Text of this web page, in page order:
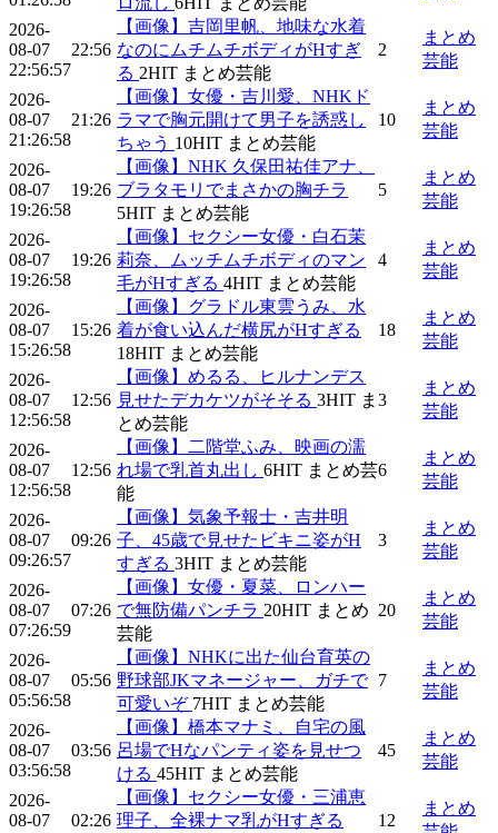
2026-
08-07
22:56:57
22:56
【画像】吉岡里帆、地味な水着
なのにムチムチボディがHすぎ
る 2HIT まとめ芸能
2
まとめ
芸能
2026-
08-07
21:26:58
21:26
【画像】女優・吉川愛、NHKド
ラマで胸元開けて男子を誘惑し
ちゃう 10HIT まとめ芸能
10
まとめ
芸能
2026-
08-07
19:26:58
19:26
【画像】NHK 久保田祐佳アナ、
ブラタモリでまさかの胸チラ
5HIT まとめ芸能
5
まとめ
芸能
2026-
08-07
19:26:58
19:26
【画像】セクシー女優・白石茉
莉奈、ムッチムチボディのマン
毛がHすぎる 4HIT まとめ芸能
4
まとめ
芸能
2026-
08-07
15:26:58
15:26
【画像】グラドル東雲うみ、水
着が食い込んだ横尻がHすぎる
18HIT まとめ芸能
18
まとめ
芸能
2026-
08-07
12:56:58
12:56
【画像】めるる、ヒルナンデス
見せたデカケツがそそる 3HIT ま
とめ芸能
3
まとめ
芸能
2026-
08-07
12:56:58
12:56
【画像】二階堂ふみ、映画の濡
れ場で乳首丸出し 6HIT まとめ芸
能
6
まとめ
芸能
2026-
08-07
09:26:57
09:26
【画像】気象予報士・吉井明
子、45歳で見せたビキニ姿がH
すぎる 3HIT まとめ芸能
3
まとめ
芸能
2026-
08-07
07:26:59
07:26
【画像】女優・夏菜、ロンハー
で無防備パンチラ 20HIT まとめ
芸能
20
まとめ
芸能
2026-
08-07
05:56:58
05:56
【画像】NHKに出た仙台育英の
野球部JKマネージャー、ガチで
可愛いぞ 7HIT まとめ芸能
7
まとめ
芸能
2026-
08-07
03:56:58
03:56
【画像】橋本マナミ、自宅の風
呂場でHなパンティ姿を見せつ
ける 45HIT まとめ芸能
45
まとめ
芸能
2026-
08-07
02:26
【画像】セクシー女優・三浦恵
理子、全裸ナマ乳がHすぎる
12
まとめ